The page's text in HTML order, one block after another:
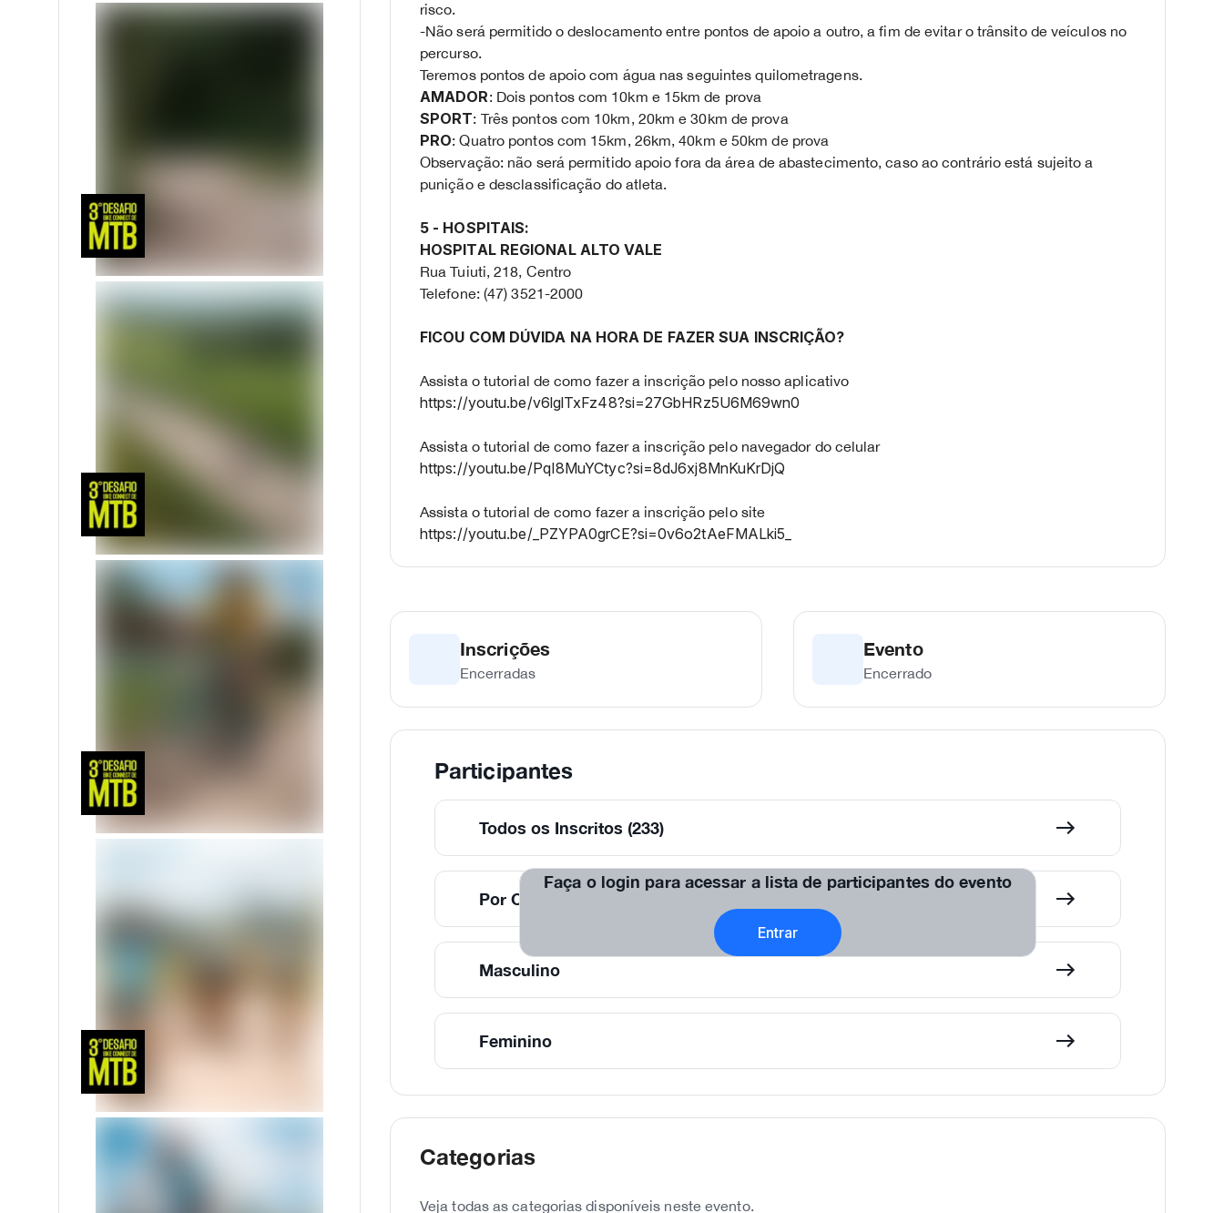
risco.
-Não será permitido o deslocamento entre pontos de apoio a outro, a fim de evitar o trânsito de veículos no
percurso.
Teremos pontos de apoio com água nas seguintes quilometragens.
AMADOR: Dois pontos com 10km e 15km de prova
SPORT: Três pontos com 10km, 20km e 30km de prova
PRO: Quatro pontos com 15km, 26km, 40km e 50km de prova
Observação: não será permitido apoio fora da área de abastecimento, caso ao contrário está sujeito a
punição e desclassificação do atleta.
5 - HOSPITAIS:
HOSPITAL REGIONAL ALTO VALE
Rua Tuiuti, 218, Centro
Telefone: (47) 3521-2000
FICOU COM DÚVIDA NA HORA DE FAZER SUA INSCRIÇÃO?
Assista o tutorial de como fazer a inscrição pelo nosso aplicativo
https://youtu.be/v6lglTxFz48?si=27GbHRz5U6M69wn0
Assista o tutorial de como fazer a inscrição pelo navegador do celular
https://youtu.be/PqI8MuYCtyc?si=8dJ6xj8MnKuKrDjQ
Assista o tutorial de como fazer a inscrição pelo site
https://youtu.be/_PZYPA0grCE?si=0v6o2tAeFMALki5_
Inscrições
Encerradas
Evento
Encerrado
Participantes
Todos os Inscritos (233)
Por Categorias
Masculino
Feminino
Faça o login para acessar a lista de participantes do evento
Entrar
Categorias
Veja todas as categorias disponíveis neste evento.